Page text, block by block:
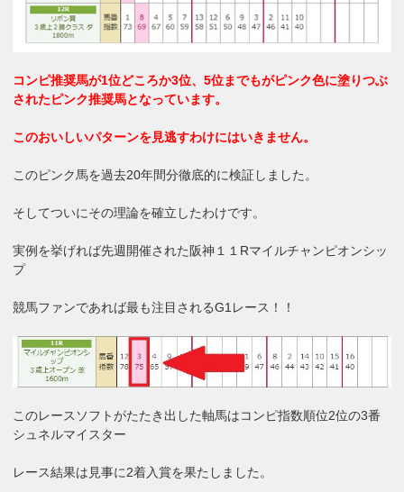
コンピ推奨馬が1位どころか3位、5位までもがピンク色に塗りつぶ
されたピンク推奨馬となっています。
このおいしいパターンを見逃すわけにはいきません。
このピンク馬を過去20年間分徹底的に検証しました。
そしてついにその理論を確立したわけです。
実例を挙げれば先週開催された阪神１１Rマイルチャンピオンシッ
プ
競馬ファンであれば最も注目されるG1レース！！
このレースソフトがたたき出した軸馬はコンピ指数順位2位の3番
シュネルマイスター
レース結果は見事に2着入賞を果たしました。